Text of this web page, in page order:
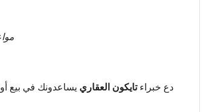
دع خبراءتايكون العقاري يساعدونك في بيع